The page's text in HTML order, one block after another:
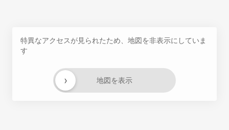
特異なアクセスが見られたため、地図を非表示にしていま
す
地図を表示
›